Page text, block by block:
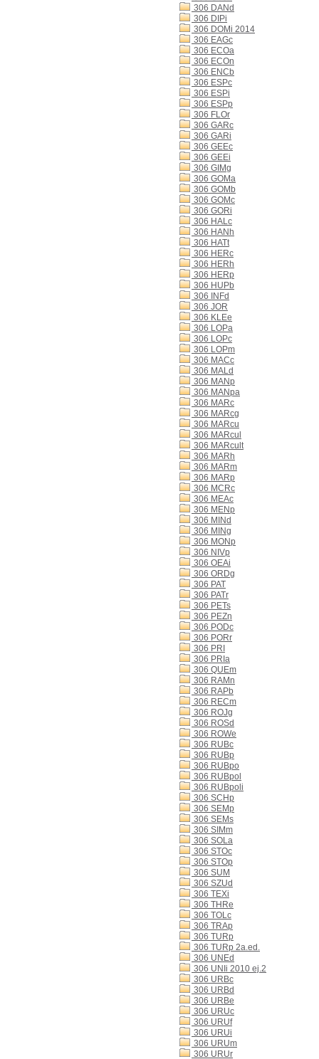
306 DANd
306 DIPi
306 DOMi 2014
306 EAGc
306 ECOa
306 ECOn
306 ENCb
306 ESPc
306 ESPi
306 ESPp
306 FLOr
306 GARc
306 GARi
306 GEEc
306 GEEi
306 GIMg
306 GOMa
306 GOMb
306 GOMc
306 GORi
306 HALc
306 HANh
306 HATt
306 HERc
306 HERh
306 HERp
306 HUPb
306 INFd
306 JOR
306 KLEe
306 LOPa
306 LOPc
306 LOPm
306 MACc
306 MALd
306 MANp
306 MANpa
306 MARc
306 MARcg
306 MARcu
306 MARcul
306 MARcult
306 MARh
306 MARm
306 MARp
306 MCRc
306 MEAc
306 MENp
306 MINd
306 MINg
306 MONp
306 NIVp
306 OEAi
306 ORDg
306 PAT
306 PATr
306 PETs
306 PEZn
306 PODc
306 PORr
306 PRI
306 PRIa
306 QUEm
306 RAMn
306 RAPb
306 RECm
306 ROJg
306 ROSd
306 ROWe
306 RUBc
306 RUBp
306 RUBpo
306 RUBpol
306 RUBpoli
306 SCHp
306 SEMp
306 SEMs
306 SIMm
306 SOLa
306 STOc
306 STOp
306 SUM
306 SZUd
306 TEXi
306 THRe
306 TOLc
306 TRAp
306 TURp
306 TURp 2a.ed.
306 UNEd
306 UNIi 2010 ej.2
306 URBc
306 URBd
306 URBe
306 URUc
306 URUf
306 URUi
306 URUm
306 URUr